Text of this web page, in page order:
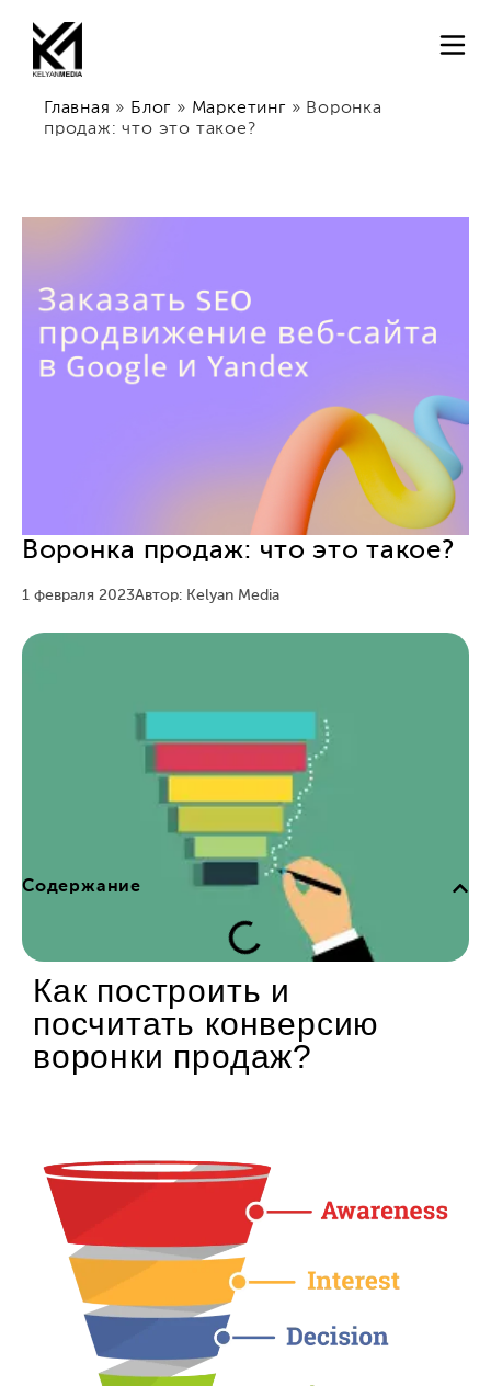
Главная » Блог » Маркетинг» Воронка
продаж: что это такое?
Воронка продаж: что это такое?
1 февраля 2023Автор: Kelyan Media
Содержание
Как построить и
посчитать конверсию
воронки продаж?